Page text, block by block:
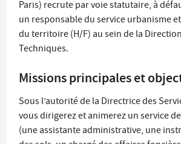
Paris) recrute par voie statutaire, à
un responsable du service urbanisme
du territoire (H/F) au sein de la
Techniques.
Missions principales et
Sous l’autorité de la Directrice des
vous dirigerez et animerez un service
(une assistante administrative, une